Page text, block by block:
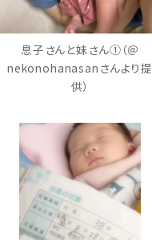
息子さんと妹さん①（＠
nekonohanasanさんより提
供）